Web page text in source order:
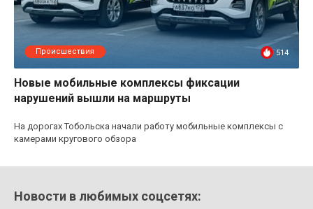
Происшествия 514
Новые мобильные комплексы фиксации
нарушений вышли на маршруты
На дорогах Тобольска начали работу мобильные комплексы с
камерами кругового обзора
Новости в любимых соцсетях: